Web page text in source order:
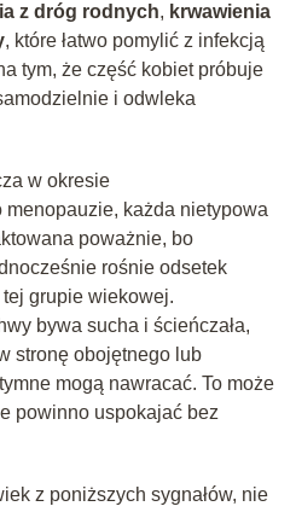
z dróg rodnych, krwawienia
, które łatwo pomylić z infekcją
tym, że część kobiet próbuje
i odwleka
w okresie
menopauzie, każda nietypowa
poważnie, bo
rośnie odsetek
grupie wiekowej.
bywa sucha i ścieńczała,
stronę obojętnego lub
mogą nawracać. To może
powinno uspokajać bez
z poniższych sygnałów, nie